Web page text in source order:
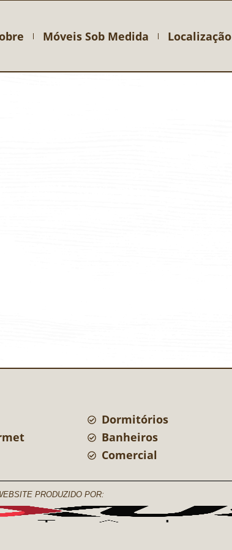
Móveis Sob Medida Localização
Dormitórios
Banheiros
Comercial
PRODUZIDO POR: